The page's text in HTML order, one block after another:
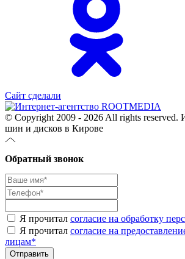
Сайт сделали
© Copyright 2009 - 2026 All rights reserved.
шин и дисков в Кирове
Обратный звонок
Я прочитал согласие на обработку
Я прочитал согласие на
лицам*